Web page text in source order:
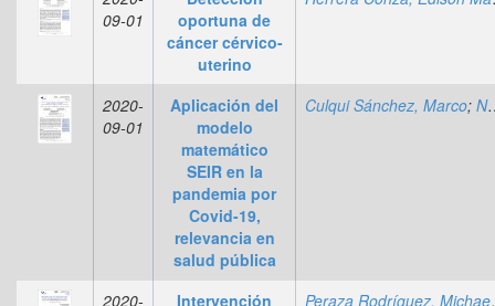
09-01
oportuna de
cáncer cérvico-
uterino
2020-
09-01
Aplicación del
modelo
matemático
SEIR en la
pandemia por
Covid-19,
relevancia en
salud pública
Culqui Sánchez, Marco; Nasimba Quinatoa, Jaime
2020-
Intervención